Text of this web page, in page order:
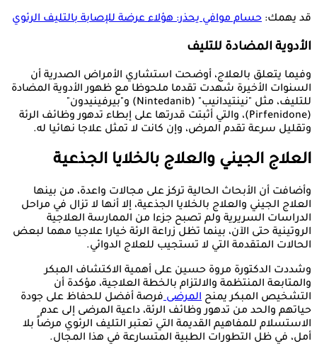
قد يهمك: حسام موافي يحذر: هؤلاء عرضة للإصابة بالتليف الرئوي
الأدوية المضادة للتليف
وفيما يتعلق بالعلاج، أوضحت استشاري الأمراض الصدرية أن
السنوات الأخيرة شهدت تقدما ملحوظا مع ظهور الأدوية المضادة
للتليف، مثل "نينتيدانيب" (Nintedanib) و"بيرفينيدون"
(Pirfenidone)، والتي أثبتت قدرتها على إبطاء تدهور وظائف الرئة
وتقليل سرعة تقدم المرض، وإن كانت لا تمثل علاجا نهائيا له.
العلاج الجيني والعلاج بالخلايا الجذعية
وأضافت أن الأبحاث الحالية تركز على مجالات واعدة، من بينها
العلاج الجيني والعلاج بالخلايا الجذعية، إلا أنها لا تزال في مراحل
الدراسات السريرية ولم تصبح جزءا من الممارسة العلاجية
الروتينية حتى الآن، بينما تظل زراعة الرئة خيارا علاجيا مهما لبعض
الحالات المتقدمة التي لا تستجيب للعلاج الدوائي.
وشددت الدكتورة مروة حسين على أهمية الاكتشاف المبكر
والمتابعة المنتظمة والالتزام بالخطة العلاجية، مؤكدة أن
التشخيص المبكر يمنح المرضىفرصة أفضل للحفاظ على جودة
حياتهم والحد من تدهور وظائف الرئة، داعية المرضى إلى عدم
الاستسلام للمفاهيم القديمة التي تعتبر التليف الرئوي مرضاً بلا
أمل، في ظل التطورات الطبية المتسارعة في هذا المجال.